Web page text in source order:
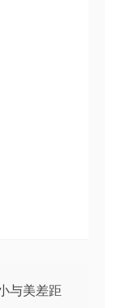
与美差距